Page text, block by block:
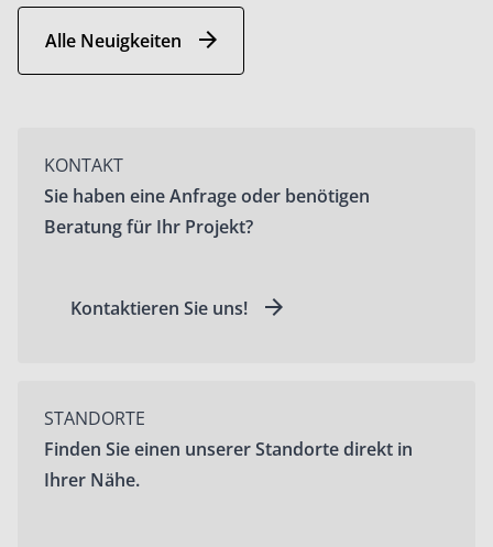
Alle Neuigkeiten
KONTAKT
Sie haben eine Anfrage oder benötigen
Beratung für Ihr Projekt?
Kontaktieren Sie uns!
STANDORTE
Finden Sie einen unserer Standorte direkt in
Ihrer Nähe.